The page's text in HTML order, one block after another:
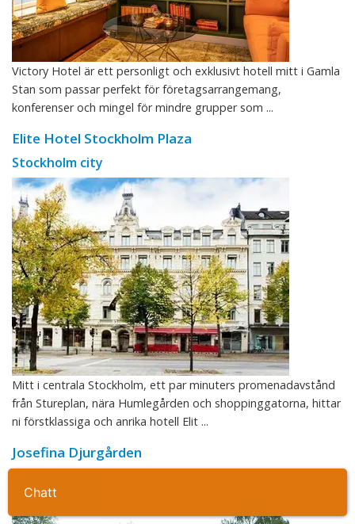
Ta kontakt
Victory Hotel är ett personligt och exklusivt hotell mitt i Gamla
Stan som passar perfekt för företagsarrangemang,
konferenser och mingel för mindre grupper som ...
Elite Hotel Stockholm Plaza
Stockholm city
Mitt i centrala Stockholm, ett par minuters promenadavstånd
från Stureplan, nära Humlegården och shoppinggatorna, hittar
ni förstklassiga och anrika hotell Elit ...
Josefina Djurgården